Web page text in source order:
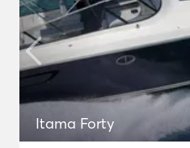
Itama Forty